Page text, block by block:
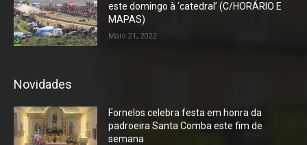
este domingo à ‘catedral’ (C/HORÁRIO E
MAPAS)
Maio 21, 2022
Novidades
Fornelos celebra festa em honra da
padroeira Santa Comba este fim de
semana